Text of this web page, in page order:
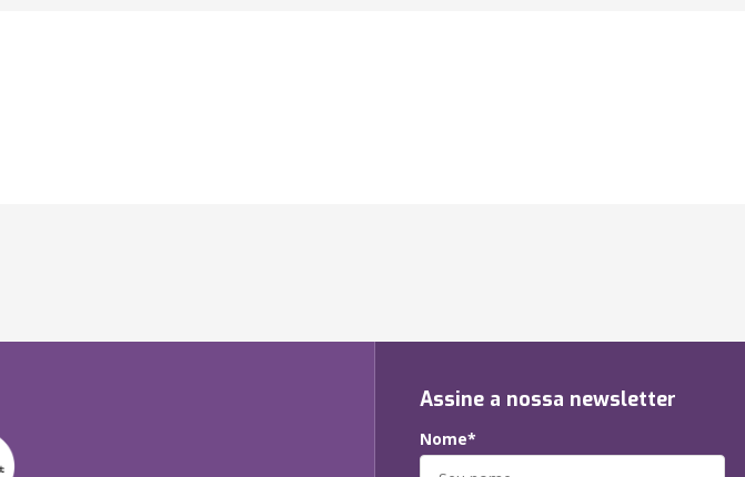
Assine a nossa newsletter
Nome*